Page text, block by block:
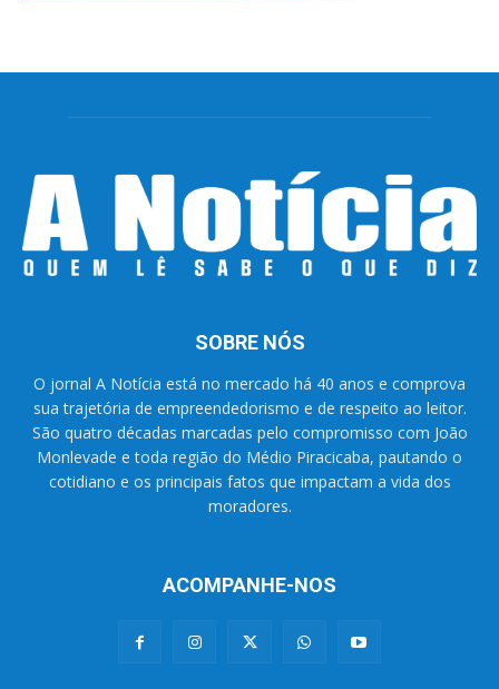
SOBRE NÓS
O jornal A Notícia está no mercado há 40 anos e comprova
sua trajetória de empreendedorismo e de respeito ao leitor.
São quatro décadas marcadas pelo compromisso com João
Monlevade e toda região do Médio Piracicaba, pautando o
cotidiano e os principais fatos que impactam a vida dos
moradores.
ACOMPANHE-NOS